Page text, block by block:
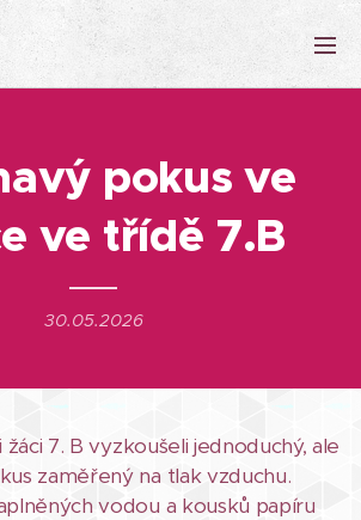
pokus ve
ve třídě 7.B
30.05.2026
7. B vyzkoušeli jednoduchý, ale
zaměřený na tlak vzduchu.
vodou a kousků papíru